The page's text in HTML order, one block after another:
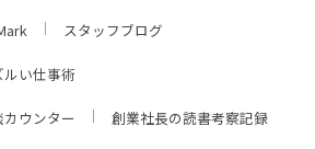
スタッフブログ
い仕事術
ウンター 創業社長の読書考察記録